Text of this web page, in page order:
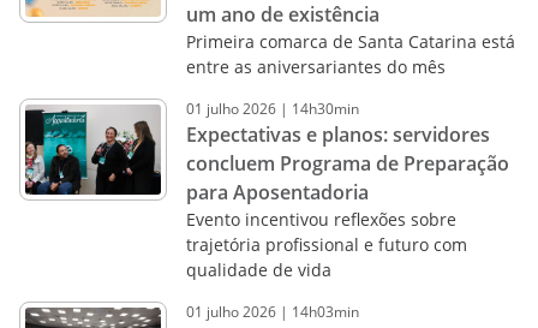
um ano de existência
Primeira comarca de Santa Catarina está
entre as aniversariantes do mês
01 julho2026 | 14h30min
Expectativas e planos: servidores
concluem Programa de Preparação
para Aposentadoria
Evento incentivou reflexões sobre
trajetória profissional e futuro com
qualidade de vida
01 julho2026 | 14h03min